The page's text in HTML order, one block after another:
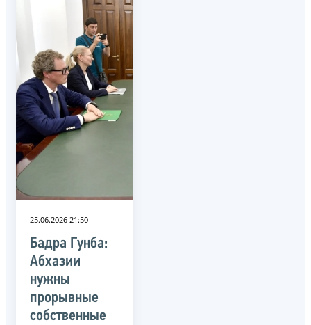
25.06.2026 21:50
Бадра Гунба:
Абхазии
нужны
прорывные
собственные